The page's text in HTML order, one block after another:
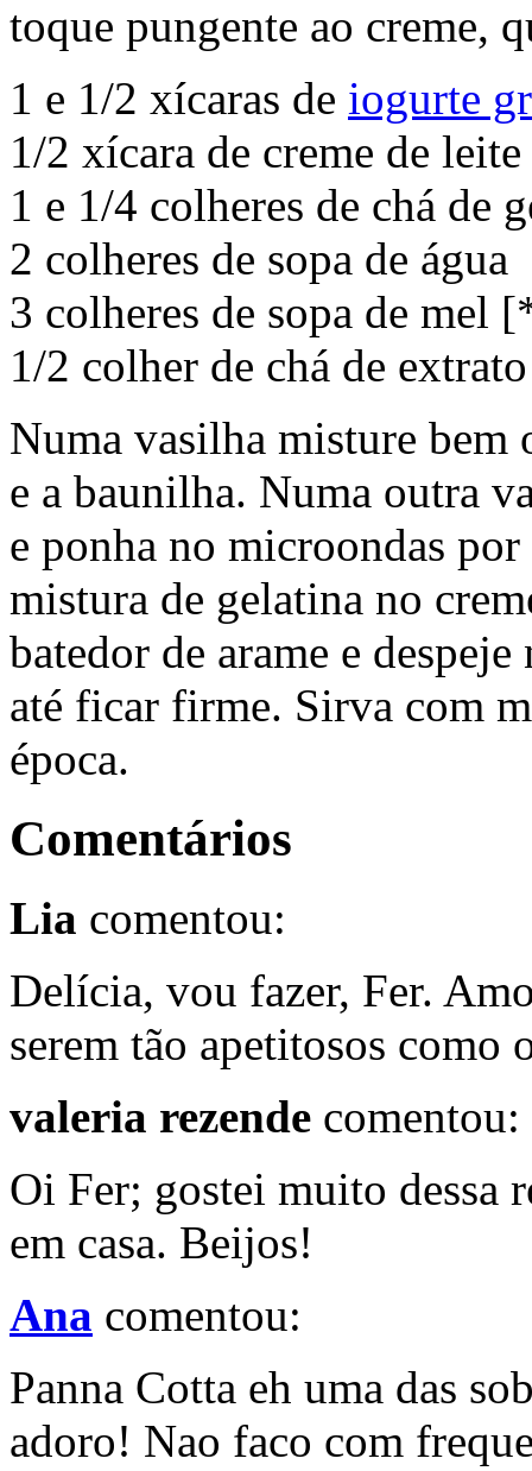
toque pungente ao creme,
1 e 1/2 xícaras de iogurte
1/2 xícara de creme de
1 e 1/4 colheres de chá de
2 colheres de sopa de água
3 colheres de sopa de mel
1/2 colher de chá de
Numa vasilha misture bem
e a baunilha. Numa outra
e ponha no microondas por
mistura de gelatina no
batedor de arame e
até ficar firme. Sirva com
época.
Comentários
Lia comentou:
Delícia, vou fazer, Fer.
serem tão apetitosos como
valeria rezende comentou:
Oi Fer; gostei muito dessa
em casa. Beijos!
Ana comentou:
Panna Cotta eh uma das
adoro! Nao faco com